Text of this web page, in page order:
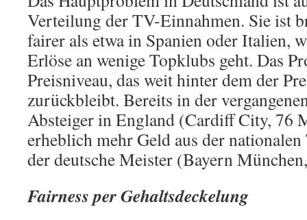
Verteilung der TV-Einnahmen. Sie ist
fairer als etwa in Spanien oder Italien,
Erlöse an wenige Topklubs geht. Das
Preisniveau, das weit hinter dem der
zurückbleibt. Bereits in der
Absteiger in England (Cardiff City, 76
erheblich mehr Geld aus der
der deutsche Meister (Bayern
Fairness per Gehaltsdeckelung